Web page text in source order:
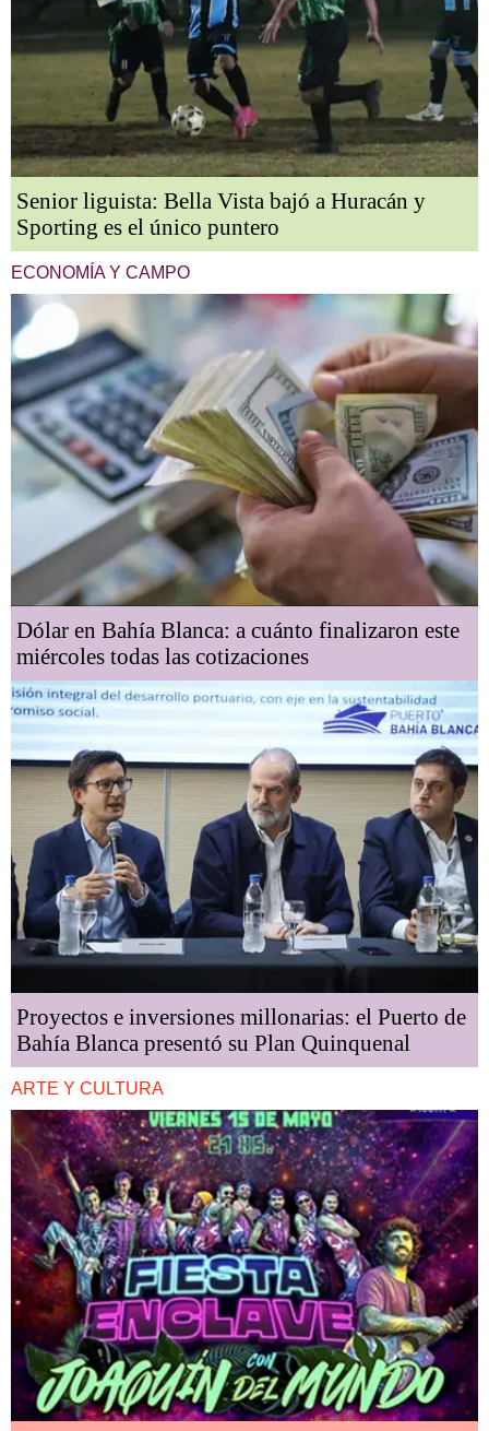
Senior liguista: Bella Vista bajó a Huracán y
Sporting es el único puntero
ECONOMÍA Y CAMPO
Dólar en Bahía Blanca: a cuánto finalizaron este
miércoles todas las cotizaciones
Proyectos e inversiones millonarias: el Puerto de
Bahía Blanca presentó su Plan Quinquenal
ARTE Y CULTURA